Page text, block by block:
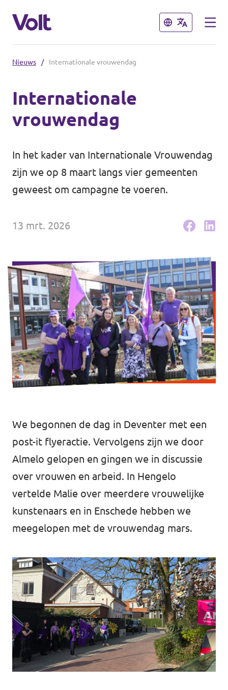
Sluiten
Volt Almelo
Volt Deventer
Volt Enschede
Volt Hengelo
Volt Zwolle
Sluiten
Standpunten
Over Volt
Mensen
Gemeenteraadsverkiezingen 2026
Doneer
Voor leden
Vacatures
Almelo
Deventer
Hengelo
Nieuws / Internationale vrouwendag
Internationale
vrouwendag
In het kader van Internationale Vrouwendag
zijn we op 8 maart langs vier gemeenten
geweest om campagne te voeren.
13 mrt. 2026
We begonnen de dag in Deventer met een
post-it flyeractie. Vervolgens zijn we door
Almelo gelopen en gingen we in discussie
over vrouwen en arbeid. In Hengelo
vertelde Malie over meerdere vrouwelijke
kunstenaars en in Enschede hebben we
meegelopen met de vrouwendag mars.